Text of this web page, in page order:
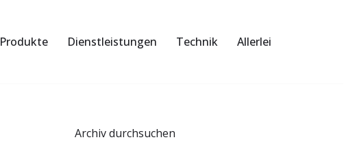
Produkte Dienstleistungen Technik Allerlei
Archiv durchsuchen